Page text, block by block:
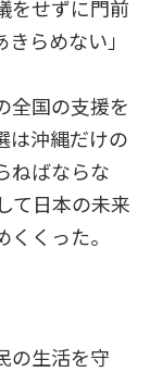
をせずに門前
らめない」
全国の支援を
は沖縄だけの
ねばならな
て日本の未来
くった。
の生活を守